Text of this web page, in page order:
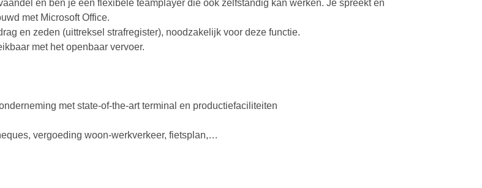
en ben je een flexibele teamplayer die ook zelfstandig kan werken. Je spreekt en
met Microsoft Office.
en zeden (uittreksel strafregister), noodzakelijk voor deze functie.
met het openbaar vervoer.
met state-of-the-art terminal en productiefaciliteiten
vergoeding woon-werkverkeer, fietsplan,…